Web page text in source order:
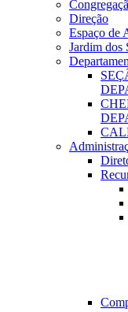
Direção
Espaço de
Jardim dos